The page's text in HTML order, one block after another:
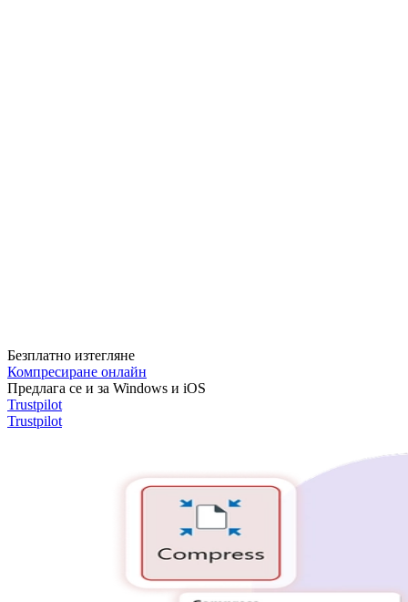
Безплатно изтегляне
Компресиране онлайн
Предлага се и за Windows и iOS
Trustpilot
Trustpilot